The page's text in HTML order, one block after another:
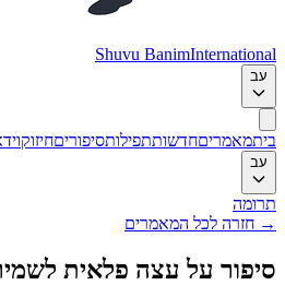
Shuvu BanimInternational
עב
ביתמאמריםחדשותתפילותסיפוריםחיזוק
עב
תרומה
→ חזרה לכל המאמרים
סיפור על עצה פלאית לשמירת